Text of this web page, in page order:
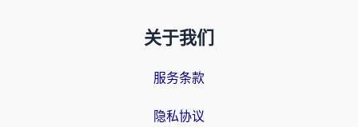
关于我们
服务条款
隐私协议